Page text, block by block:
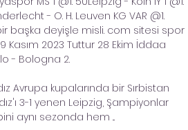
- O. H. Leuven KG VAR @1.
başka deyişle misli. com sitesi spor
Kasım 2023 Tuttur 28 Ekim İddaa
- Bologna 2.
Avrupa kupalarında bir Sırbistan
3-1 yenen Leipzig, Şampiyonlar
aynı sezonda hem ...